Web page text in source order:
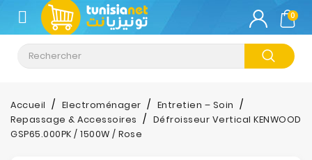
CATÉGORIE
Climatisation
Informatique
Téléphonie
0
Accueil Electroménager
Entretien – Soin
Repassage & Accessoires
Défroisseur Vertical KENWOOD
GSP65.000PK / 1500W / Rose